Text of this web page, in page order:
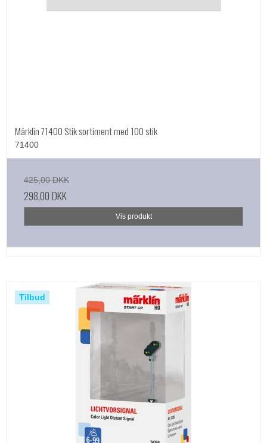
Märklin 71400 Stik sortiment med 100 stik
71400
425,00 DKK
298,00 DKK
Vis produkt
Tilbud